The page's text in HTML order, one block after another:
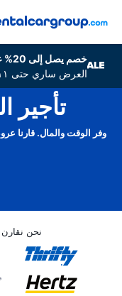
خصم يصل إلى 20% على تأجير السيارات في جميع أنحاء العالم
العرض ساري حتى ١١ أغسطس ٢٠٢٦ - استفد منه اليوم!
تأجير
وفر الوقت والمال. قارنا
نحن نقارن